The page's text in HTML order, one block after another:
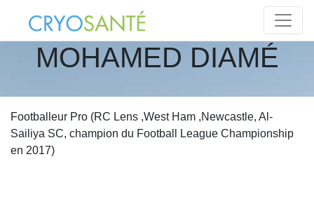
MOHAMED DIAMÉ
Footballeur Pro (RC Lens ,West Ham ,Newcastle, Al-
Sailiya SC, champion du Football League Championship
en 2017)